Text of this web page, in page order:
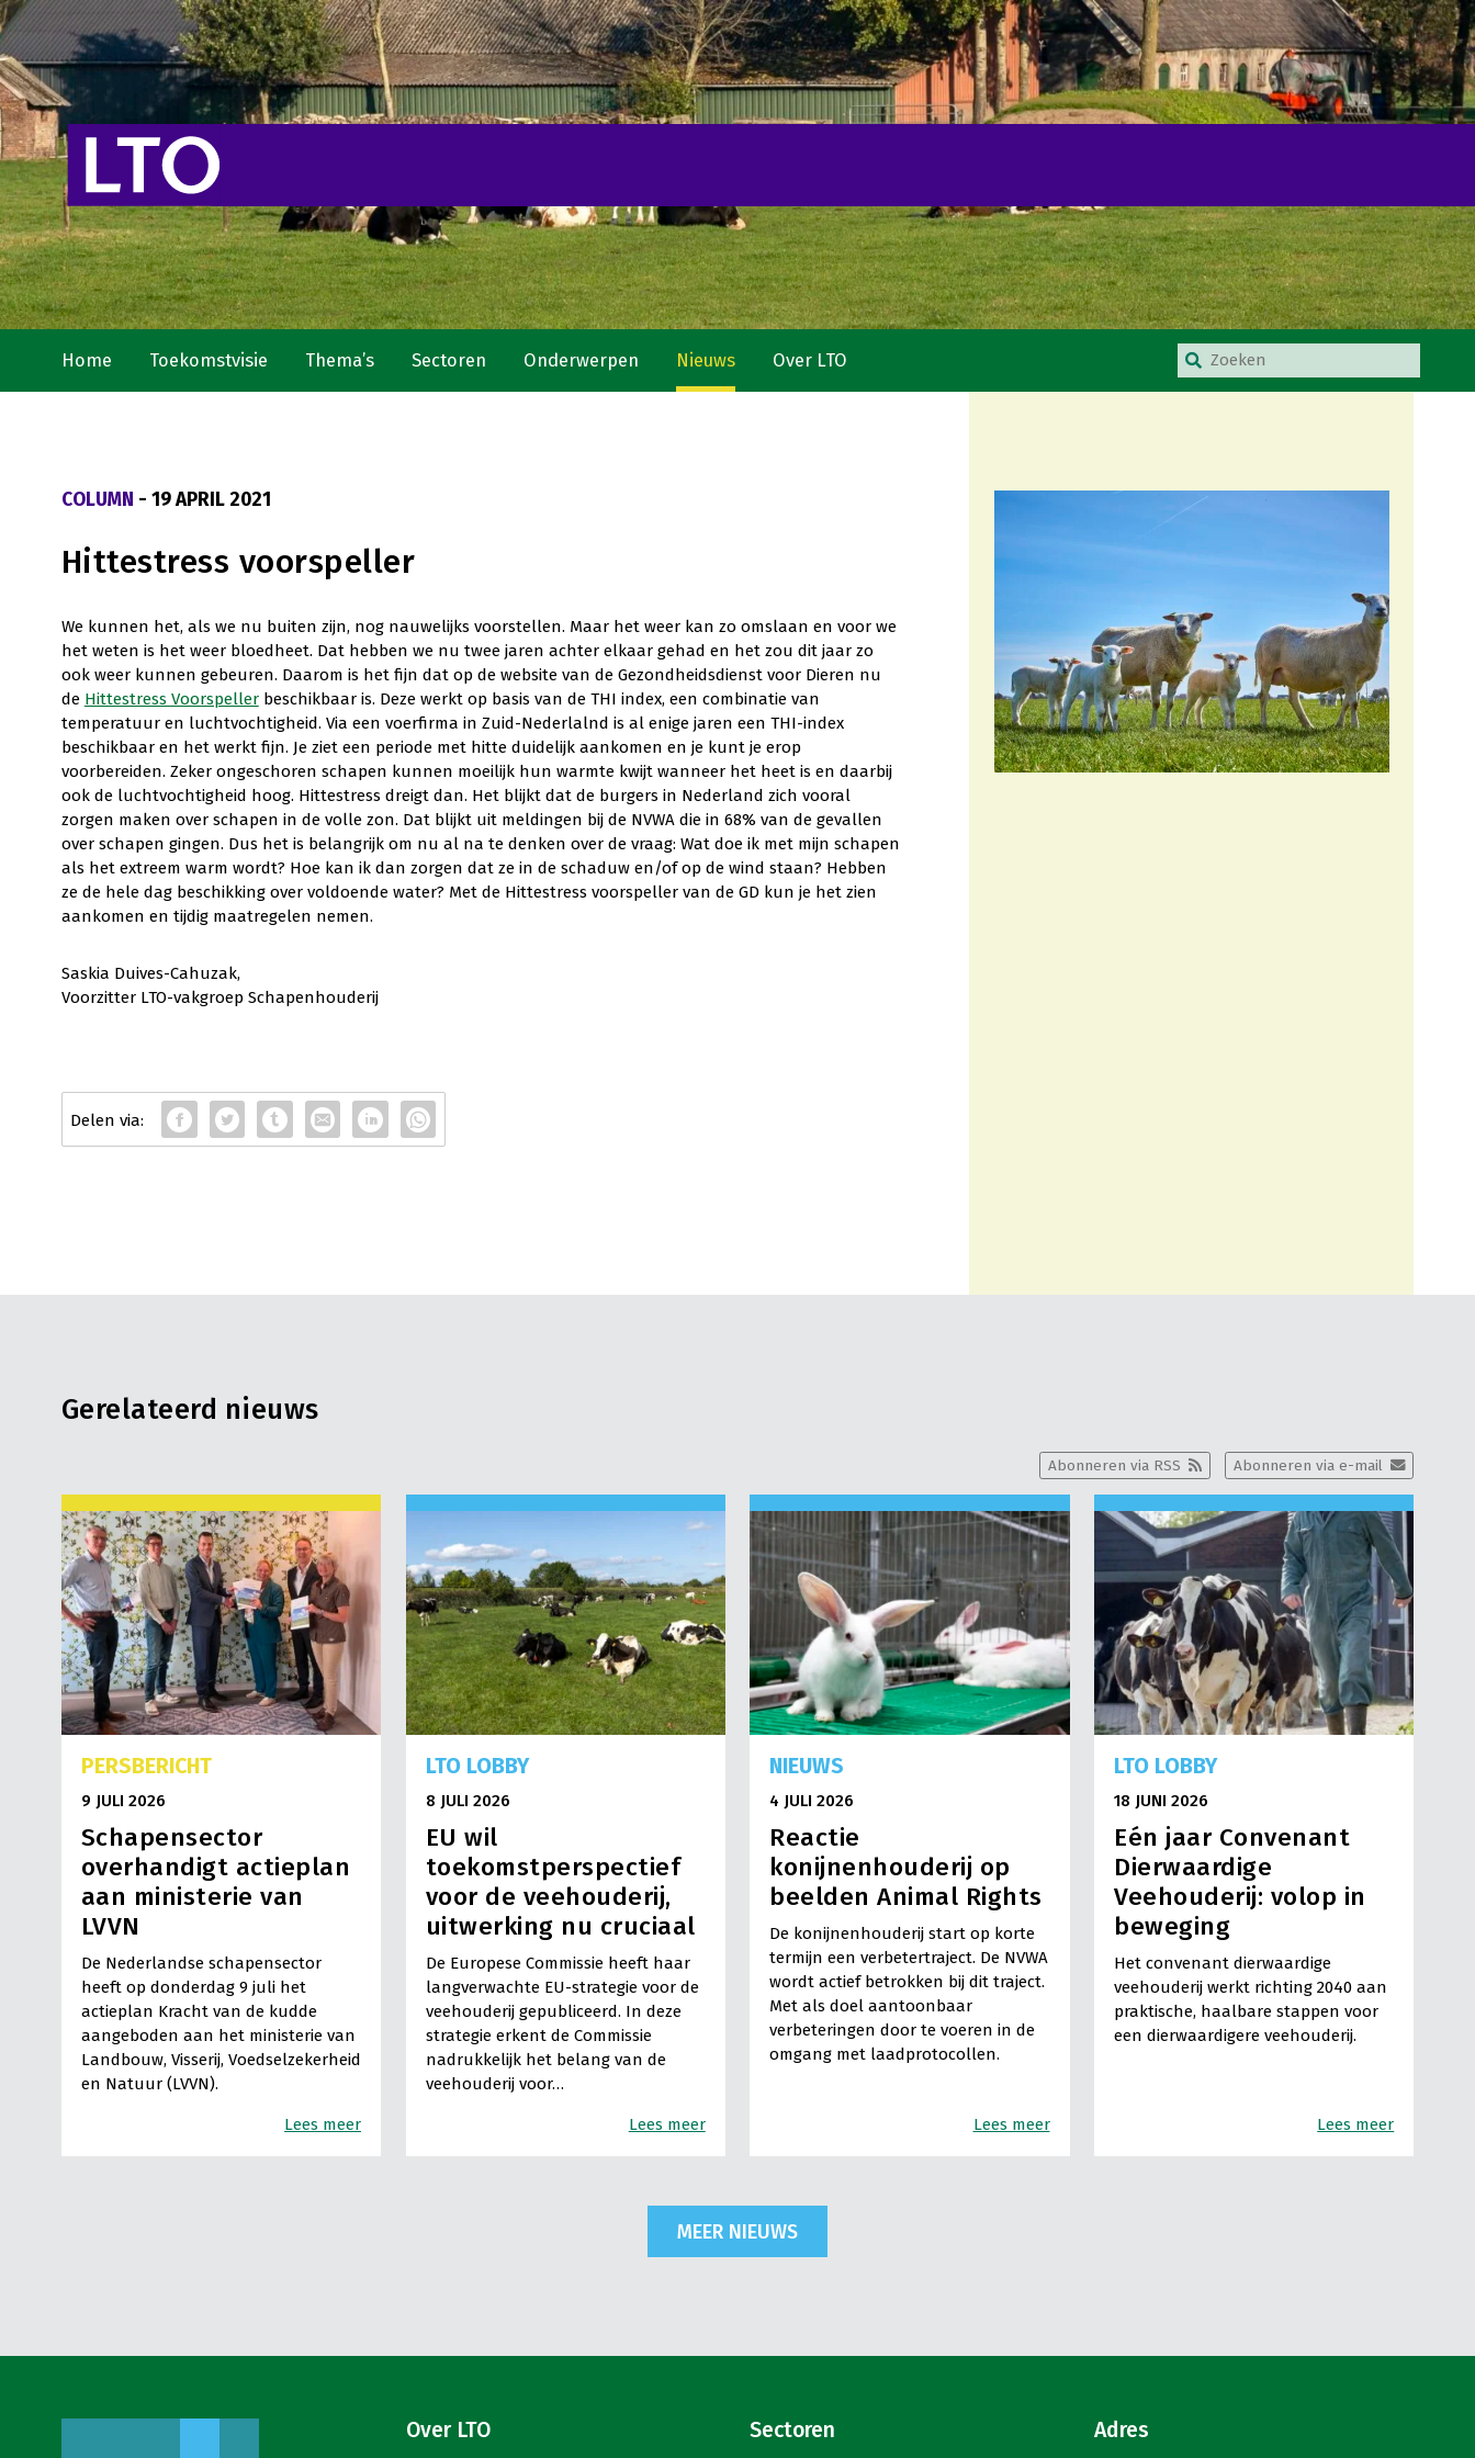
Home Toekomstvisie Thema’s Sectoren Onderwerpen Nieuws Over LTO
COLUMN - 19 APRIL 2021
Hittestress voorspeller
We kunnen het, als we nu buiten zijn, nog nauwelijks voorstellen. Maar het weer kan zo omslaan en voor we
het weten is het weer bloedheet. Dat hebben we nu twee jaren achter elkaar gehad en het zou dit jaar zo
ook weer kunnen gebeuren. Daarom is het fijn dat op de website van de Gezondheidsdienst voor Dieren nu
de Hittestress Voorspellerbeschikbaar is. Deze werkt op basis van de THI index, een combinatie van
temperatuur en luchtvochtigheid. Via een voerfirma in Zuid-Nederlalnd is al enige jaren een THI-index
beschikbaar en het werkt fijn. Je ziet een periode met hitte duidelijk aankomen en je kunt je erop
voorbereiden. Zeker ongeschoren schapen kunnen moeilijk hun warmte kwijt wanneer het heet is en daarbij
ook de luchtvochtigheid hoog. Hittestress dreigt dan. Het blijkt dat de burgers in Nederland zich vooral
zorgen maken over schapen in de volle zon. Dat blijkt uit meldingen bij de NVWA die in 68% van de gevallen
over schapen gingen. Dus het is belangrijk om nu al na te denken over de vraag: Wat doe ik met mijn schapen
als het extreem warm wordt? Hoe kan ik dan zorgen dat ze in de schaduw en/of op de wind staan? Hebben
ze de hele dag beschikking over voldoende water? Met de Hittestress voorspeller van de GD kun je het zien
aankomen en tijdig maatregelen nemen.
Saskia Duives-Cahuzak,
Voorzitter LTO-vakgroep Schapenhouderij
Gerelateerd nieuws
Abonneren via e-mail
Abonneren via RSS
PERSBERICHT
9 JULI 2026
Schapensector
overhandigt actieplan
aan ministerie van
LVVN
De Nederlandse schapensector
heeft op donderdag 9 juli het
actieplan Kracht van de kudde
aangeboden aan het ministerie van
Landbouw, Visserij, Voedselzekerheid
en Natuur (LVVN).
Lees meer
LTO LOBBY
8 JULI 2026
EU wil
toekomstperspectief
voor de veehouderij,
uitwerking nu cruciaal
De Europese Commissie heeft haar
langverwachte EU-strategie voor de
veehouderij gepubliceerd. In deze
strategie erkent de Commissie
nadrukkelijk het belang van de
veehouderij voor…
Lees meer
NIEUWS
4 JULI 2026
Reactie
konijnenhouderij op
beelden Animal Rights
De konijnenhouderij start op korte
termijn een verbetertraject. De NVWA
wordt actief betrokken bij dit traject.
Met als doel aantoonbaar
verbeteringen door te voeren in de
omgang met laadprotocollen.
Lees meer
LTO LOBBY
18 JUNI 2026
Eén jaar Convenant
Dierwaardige
Veehouderij: volop in
beweging
Het convenant dierwaardige
veehouderij werkt richting 2040 aan
praktische, haalbare stappen voor
een dierwaardigere veehouderij.
Lees meer
MEER NIEUWS
Over LTO Sectoren Adres